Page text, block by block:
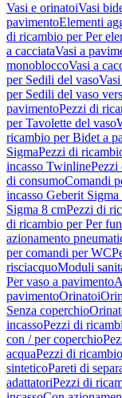
Vasi e orinatoiVasi
pavimentoElementi
di ricambio per Per
a cacciataVasi a
monobloccoVasi a
per Sedili del vaso
per Sedili del vaso
pavimentoPezzi di
per Tavolette del vaso
ricambio per Bidet a
SigmaPezzi di
incasso TwinlinePezzi
di consumoComandi
incasso Geberit
Sigma 8 cmPezzi di
di ricambio per Per
azionamento
per comandi per WC
risciacquoModuli
Per vaso a pavimento
pavimentoOrinatoi
Senza coperchio
incassoPezzi di
con / per coperchio
acquaPezzi di
sinteticoPareti di
adattatoriPezzi di